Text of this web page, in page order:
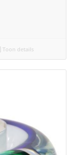
Toon details